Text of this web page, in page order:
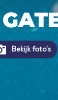
Bekijk foto's